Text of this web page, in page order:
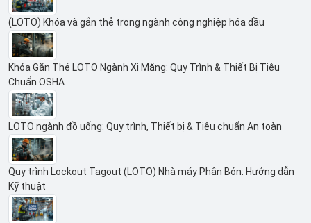
(LOTO) Khóa và gắn thẻ trong ngành công nghiệp hóa dầu
Khóa Gắn Thẻ LOTO Ngành Xi Măng: Quy Trình & Thiết Bị Tiêu
Chuẩn OSHA
LOTO ngành đồ uống: Quy trình, Thiết bị & Tiêu chuẩn An toàn
Quy trình Lockout Tagout (LOTO) Nhà máy Phân Bón: Hướng dẫn
Kỹ thuật